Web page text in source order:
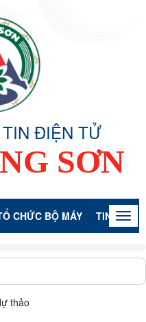
ĐIỆN TỬ
SƠN
CHỨC BỘ MÁY TIN TỨC -
thảo